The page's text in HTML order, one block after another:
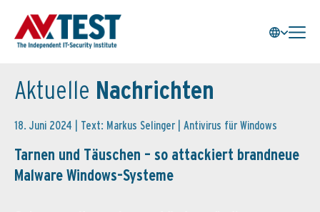
Aktuelle Nachrichten
18. Juni 2024 | Text: Markus Selinger | Antivirus für Windows
Tarnen und Täuschen – so attackiert brandneue
Malware Windows-Systeme